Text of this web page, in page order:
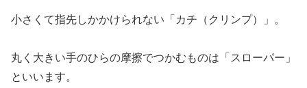
小さくて指先しかかけられない「カチ（クリンプ）」。
丸く大きい手のひらの摩擦でつかむものは「スローパー」
といいます。